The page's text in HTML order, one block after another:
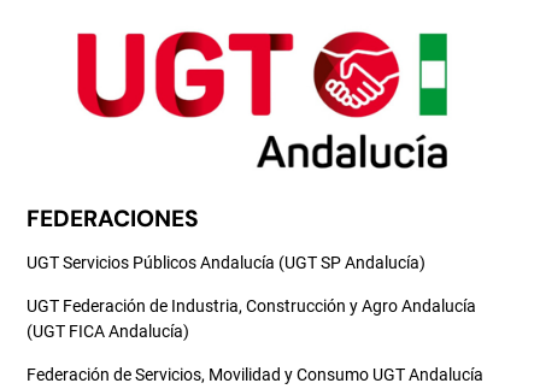
FEDERACIONES
UGT Servicios Públicos Andalucía (UGT SP Andalucía)
UGT Federación de Industria, Construcción y Agro Andalucía
(UGT FICA Andalucía)
Federación de Servicios, Movilidad y Consumo UGT Andalucía